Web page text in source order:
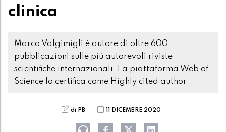
clinica
Marco Valgimigli è autore di oltre 600
pubblicazioni sulle più autorevoli riviste
scientifiche internazionali. La piattaforma Web of
Science lo certifica come Highly cited author
di PB 11 DICEMBRE 2020